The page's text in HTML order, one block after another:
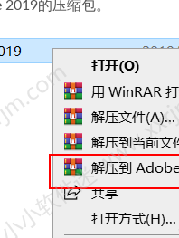
的压缩包。